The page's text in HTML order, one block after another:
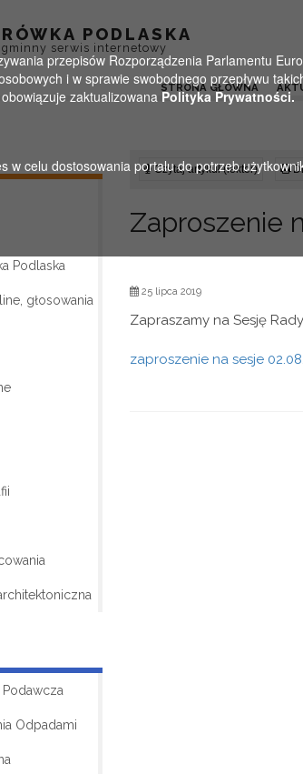
PODLASKA
serwis internetowy
STRONA GŁÓWNA
Podlaska
głosowania
Odpadami
Czytaj artykuł (lektor)
Zaproszenie
25 lipca 2019
Zapraszamy na Sesję
zaproszenie na sesje
przepisów Rozporządzenia Parlamentu
i w sprawie swobodnego przepływu
zaktualizowana Polityka Prywatności.
w celu dostosowania portalu do potrzeb